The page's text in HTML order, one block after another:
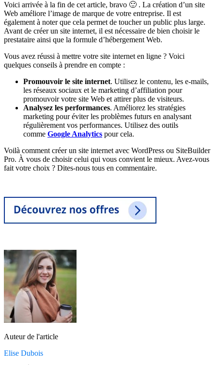
Voici arrivée à la fin de cet article, bravo 🙂 . La création d’un site
Web améliore l’image de marque de votre entreprise. Il est
également à noter que cela permet de toucher un public plus large.
Avant de créer un site internet, il est nécessaire de bien choisir le
prestataire ainsi que la formule d’hébergement Web.
Vous avez réussi à mettre votre site internet en ligne ? Voici
quelques conseils à prendre en compte :
Promouvoir le site internet. Utilisez le contenu, les e-mails,
les réseaux sociaux et le marketing d’affiliation pour
promouvoir votre site Web et attirer plus de visiteurs.
Analysez les performances. Améliorez les stratégies
marketing pour éviter les problèmes futurs en analysant
régulièrement vos performances. Utilisez des outils
comme Google Analytics pour cela.
Voilà comment créer un site internet avec WordPress ou SiteBuilder
Pro. À vous de choisir celui qui vous convient le mieux. Avez-vous
fait votre choix ? Dites-nous tous en commentaire.
Auteur de l'article
Elise Dubois